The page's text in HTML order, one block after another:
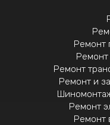
Ремонт
Ремонт
Ремонт
Ремонт и
Ремонт
Ремонт